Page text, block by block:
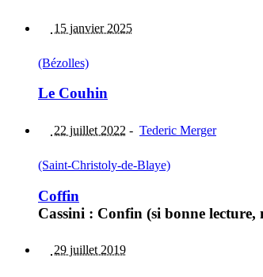
15 janvier 2025
(Bézolles)
Le Couhin
22 juillet 2022 - Tederic Merger
(Saint-Christoly-de-Blaye)
Coffin
Cassini : Confin (si bonne
29 juillet 2019